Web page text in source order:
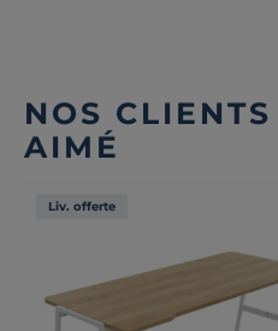
NOS
AIMÉ
Liv. offerte